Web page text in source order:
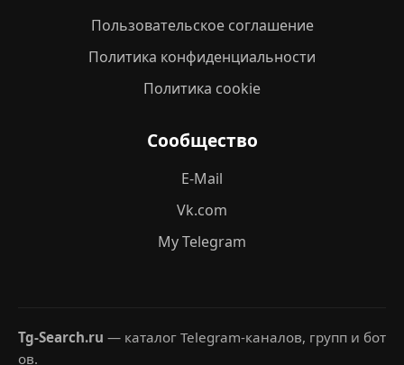
Пользовательское соглашение
Политика конфиденциальности
Политика cookie
Сообщество
E-Mail
Vk.com
My Telegram
Tg-Search.ru — каталог Telegram-каналов, групп и бот
ов.